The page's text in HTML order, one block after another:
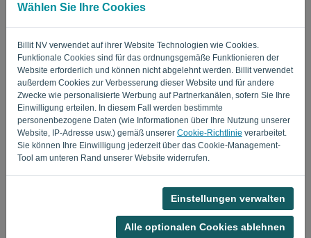
Wählen Sie Ihre Cookies
Billit NV verwendet auf ihrer Website Technologien wie Cookies.
Funktionale Cookies sind für das ordnungsgemäße Funktionieren der
Website erforderlich und können nicht abgelehnt werden. Billit verwendet
außerdem Cookies zur Verbesserung dieser Website und für andere
Zwecke wie personalisierte Werbung auf Partnerkanälen, sofern Sie Ihre
Einwilligung erteilen. In diesem Fall werden bestimmte
personenbezogene Daten (wie Informationen über Ihre Nutzung unserer
Website, IP-Adresse usw.) gemäß unserer Cookie-Richtlinie verarbeitet.
Sie können Ihre Einwilligung jederzeit über das Cookie-Management-
Tool am unteren Rand unserer Website widerrufen.
Einstellungen verwalten
Alle optionalen Cookies ablehnen
LINK SENDEN
Zurück zum Login
Privacy Policy -Terms of Service.